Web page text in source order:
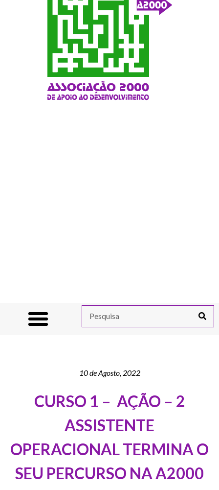
10 de Agosto, 2022
CURSO 1 – AÇÃO – 2
ASSISTENTE
OPERACIONAL TERMINA O
SEU PERCURSO NA A2000